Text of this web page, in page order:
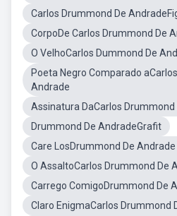
Carlos Drummond De
CorpoDe Carlos Drummond De
O VelhoCarlos Dummond De
Poeta Negro Comparado
Andrade
Assinatura DaCarlos Drummond
Drummond De AndradeGrafit
Care LosDrummond De
O AssaltoCarlos Drummond De
Carrego ComigoDrummond De
Claro EnigmaCarlos Drummond